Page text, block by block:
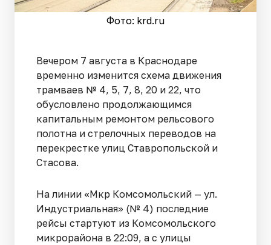
Фото: krd.ru
Вечером 7 августа в Краснодаре
временно изменится схема движения
трамваев № 4, 5, 7, 8, 20 и 22, что
обусловлено продолжающимся
капитальным ремонтом рельсового
полотна и стрелочных переводов на
перекрестке улиц Ставропольской и
Стасова.
На линии «Мкр Комсомольский — ул.
Индустриальная» (№ 4) последние
рейсы стартуют из Комсомольского
микрорайона в 22:09, а с улицы